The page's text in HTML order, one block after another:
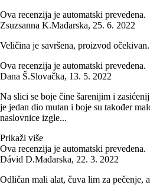
Ova recenzija je automatski prevedena.
Zsuzsanna K.Mađarska, 25. 6. 2022
Veličina je savršena, proizvod očekivan.
Ova recenzija je automatski prevedena.
Dana Š.Slovačka, 13. 5. 2022
Na slici se boje čine šarenijim i
je jedan dio mutan i boje su također
naslovnice izgle...
Prikaži više
Ova recenzija je automatski prevedena.
Dávid D.Mađarska, 22. 3. 2022
Odličan mali alat, čuva lim za pečenje,